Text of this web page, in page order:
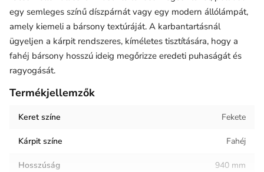
egy semleges színű díszpárnát vagy egy modern állólámpát,
amely kiemeli a bársony textúráját. A karbantartásnál
ügyeljen a kárpit rendszeres, kíméletes tisztítására, hogy a
fahéj bársony hosszú ideig megőrizze eredeti puhaságát és
ragyogását.
Termékjellemzők
Keret színe Fekete
Kárpit színe Fahéj
Hosszúság 940 mm